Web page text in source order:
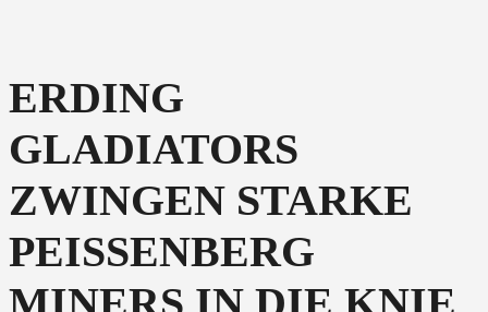
ERDING
GLADIATORS
ZWINGEN STARKE
PEISSENBERG